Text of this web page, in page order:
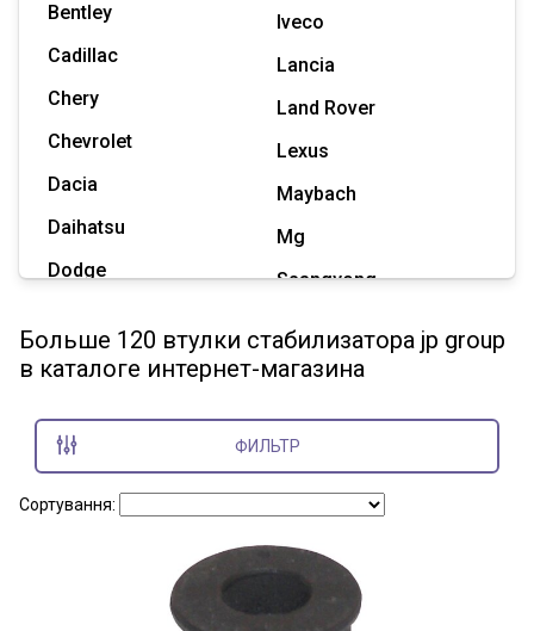
Bentley
Cadillac
Chery
Chevrolet
Dacia
Daihatsu
Dodge
Great Wall
Hummer
Iveco
Lancia
Land Rover
Lexus
Maybach
Mg
Ssangyong
Tesla
Показать все марки
Больше 120 втулки стабилизатора jp group
в каталоге интернет-магазина
ФИЛЬТР
Сортування: